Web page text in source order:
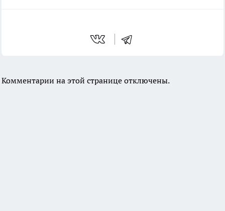
Комментарии на этой странице отключены.